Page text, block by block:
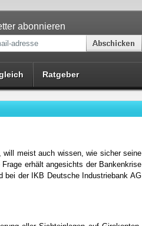
Ratgeber
abonnieren
will meist auch wissen, wie sicher seine
erhält angesichts der Bankenkrise
bei der IKB Deutsche Industriebank AG